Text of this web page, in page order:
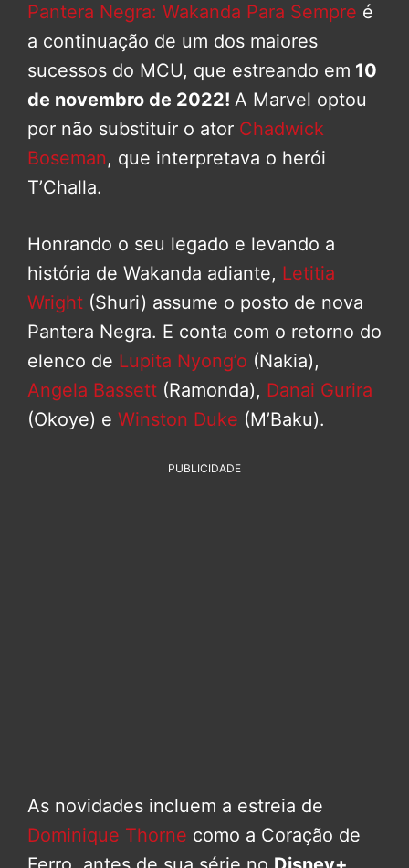
Pantera Negra: Wakanda Para Sempre é
a continuação de um dos maiores
sucessos do MCU, que estreando em 10
de novembro de 2022! A Marvel optou
por não substituir o ator Chadwick
Boseman, que interpretava o herói
T’Challa.
Honrando o seu legado e levando a
história de Wakanda adiante, Letitia
Wright (Shuri) assume o posto de nova
Pantera Negra. E conta com o retorno do
elenco de Lupita Nyong’o (Nakia),
Angela Bassett (Ramonda), Danai Gurira
(Okoye) e Winston Duke (M’Baku).
PUBLICIDADE
As novidades incluem a estreia de
Dominique Thorne como a Coração de